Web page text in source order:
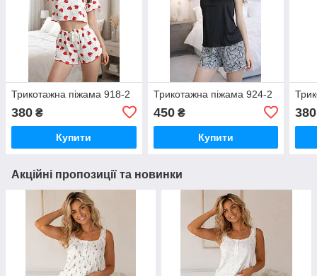
Трикотажна піжама 918-2
380 ₴
Купити
Трикотажна піжама 924-2
450₴
Купити
380
Акційні пропозиції та новинки